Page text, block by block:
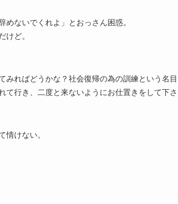
めないでくれよ」とおっさん困惑。
けど。
みればどうかな？社会復帰の為の訓練という
行き、二度と来ないようにお仕置きをして下さ
情けない。